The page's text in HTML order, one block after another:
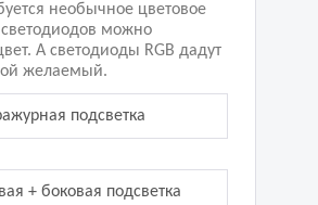
необычное цветовое
можно
А светодиоды RGB дадут
желаемый.
подсветка
+ боковая подсветка